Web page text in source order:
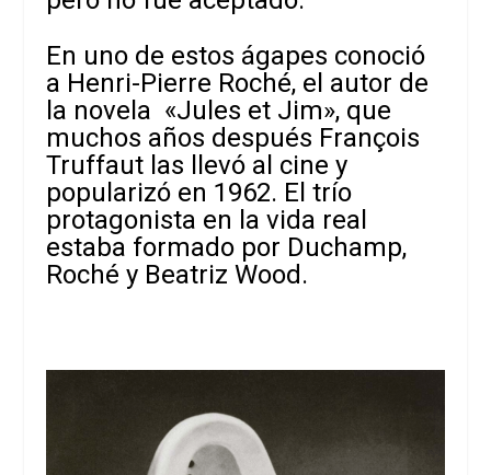
En uno de estos ágapes conoció
a Henri-Pierre Roché, el autor de
la novela «Jules et Jim», que
muchos años después François
Truffaut las llevó al cine y
popularizó en 1962. El trío
protagonista en la vida real
estaba formado por Duchamp,
Roché y Beatriz Wood.